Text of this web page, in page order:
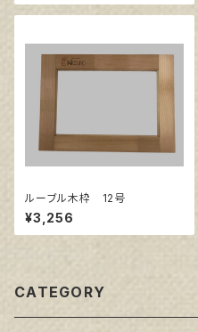
ルーブル木枠 12号
¥3,256
CATEGORY